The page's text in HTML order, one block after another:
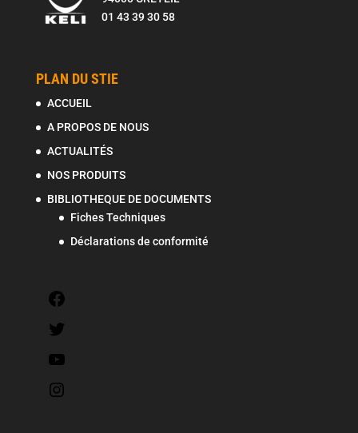
01 43 39 30 58
PLAN DU STIE
ACCUEIL
A PROPOS DE NOUS
ACTUALITÉS
NOS PRODUITS
BIBLIOTHEQUE DE DOCUMENTS
Fiches Techniques
Déclarations de conformité